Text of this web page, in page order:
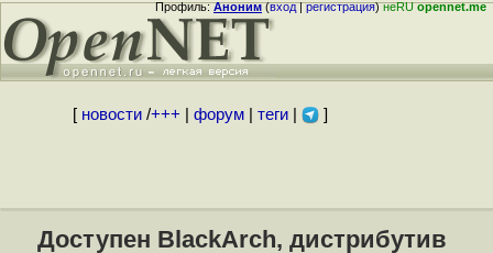
Профиль:Аноним(вход|регистрация)неRUopennet.me
[ новости/+++ форум| теги| ]
Доступен BlackArch, дистрибутив